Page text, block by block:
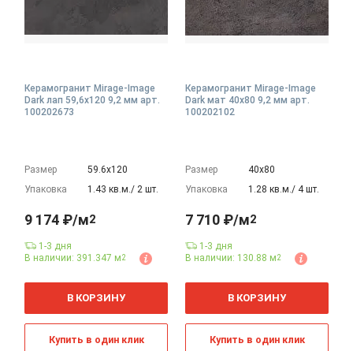
Керамогранит Mirage-Image
Dark лап 59,6x120 9,2 мм арт.
100202673
Размер
59.6х120
Упаковка
1.43 кв.м./ 2 шт.
9 174 ₽/м2
1-3 дня
В наличии: 391.347 м2
м
В КОРЗИНУ
Купить в один клик
Керамогранит Mirage-Image
Dark мат 40x80 9,2 мм арт.
100202102
Размер
40х80
Упаковка
1.28 кв.м./ 4 шт.
7 710 ₽/м2
1-3 дня
В наличии: 130.88 м2
м
В КОРЗИНУ
Купить в один клик